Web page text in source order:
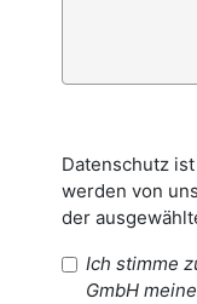
Datenschutz
werden von
der
Ich stimme
GmbH